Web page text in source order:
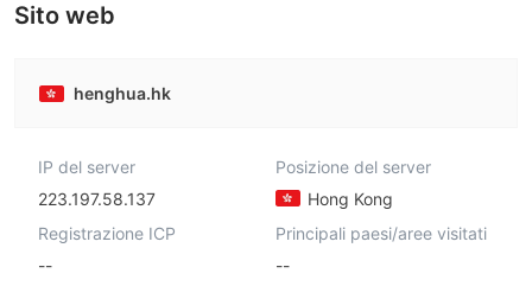
Sito web
henghua.hk
IP del server
223.197.58.137
Posizione del server
Hong Kong
Registrazione ICP
--
Principali paesi/aree visitati
--